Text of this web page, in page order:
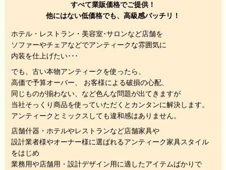
すべて業販価格でご提供！
他にはない低価格でも、高級感バッチリ！
ホテル・レストラン・美容室･サロンなど店舗を
ソファーやチェアなどでアンティークな雰囲気に
内装を仕上げたい･･･
でも、 古い本物アンティークを使ったら、
高価で予算オーバー、 お客様による破損の心配、
同じものが揃わない、 など色んな問題が出てきますが
当社そっくり商品を使っていただくと カンタンに解決します。
アンティークとミックスしても違和感はありません。
店舗什器・ホテルやレストランなど店舗家具や
設計業者様やオーナー様に選ばれるアンティーク家具スタイル
をはじめ
業務用や店舗用・設計デザイン用に適したアイテムばかりで